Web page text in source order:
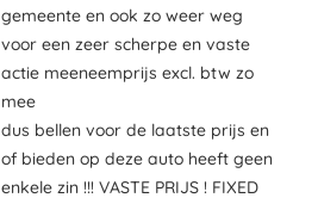
gemeente en ook zo weer weg
voor een zeer scherpe en vaste
actie meeneemprijs excl. btw zo
mee
dus bellen voor de laatste prijs en
of bieden op deze auto heeft geen
enkele zin !!! VASTE PRIJS ! FIXED